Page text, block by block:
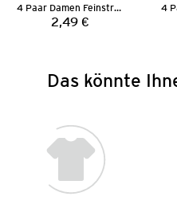
4 Paar Damen Feinstrumpfsocken
Preis:
2,49 €
Das könnte